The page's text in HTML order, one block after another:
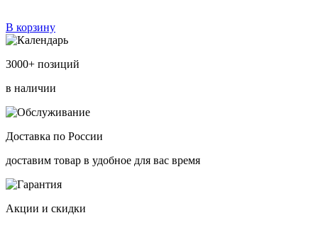
В корзину
3000+ позиций
в наличии
Доставка по России
доставим товар в удобное для вас время
Акции и скидки